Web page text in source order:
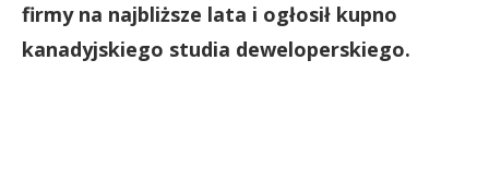
firmy na najbliższe lata i ogłosił kupno
kanadyjskiego studia deweloperskiego.